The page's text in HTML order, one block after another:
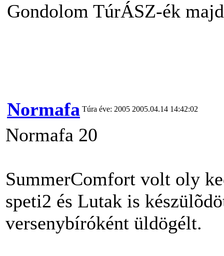
Gondolom TúrÁSZ-ék
Normafa Túra éve: 2005 2005.04.14 14:42:02
Normafa 20
SummerComfort volt oly
speti2 és Lutak is
versenybíróként üldögélt.